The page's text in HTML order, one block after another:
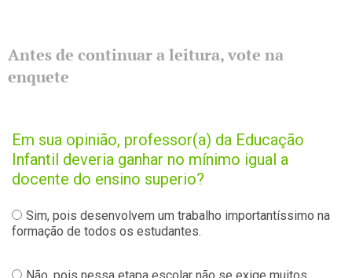
Antes de continuar a leitura, vote na
enquete